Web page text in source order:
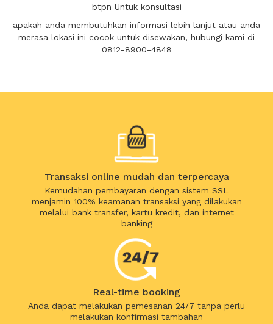
btpn Untuk konsultasi
apakah anda membutuhkan informasi lebih lanjut atau anda
merasa lokasi ini cocok untuk disewakan, hubungi kami di
0812-8900-4848
Transaksi online mudah dan terpercaya
Kemudahan pembayaran dengan sistem SSL
menjamin 100% keamanan transaksi yang dilakukan
melalui bank transfer, kartu kredit, dan internet
banking
Real-time booking
Anda dapat melakukan pemesanan 24/7 tanpa perlu
melakukan konfirmasi tambahan